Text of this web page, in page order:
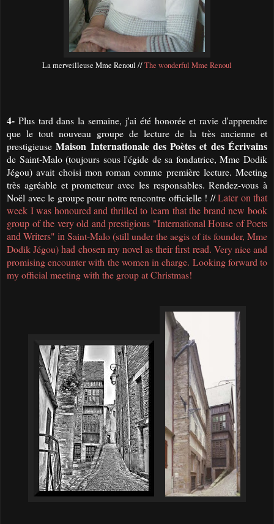
La merveilleuse Mme Renoul //The wonderful Mme Renoul
4- Plus tard dans la semaine, j'ai été honorée et ravie d'apprendre
que le tout nouveau groupe de lecture de la très ancienne et
prestigieuseMaison Internationale des Poètes et des Écrivains
de Saint-Malo (toujours sous l'égide de sa fondatrice, Mme Dodik
Jégou)avait choisi mon romancomme première lecture. Meeting
très agréable et prometteur avec les responsables. Rendez-vous à
Noël avec le groupe pour notre rencontre officielle ! //Later on that
week I was honoured and thrilled to learn thatthe brand new book
group of the very old and prestigious "International House of Poets
and Writers" in Saint-Malo (still under the aegis of its founder, Mme
Dodik Jégou)had chosen my novel as their first read. Very nice and
promising encounter with the women in charge. Looking forward to
my official meeting with the group at Christmas!